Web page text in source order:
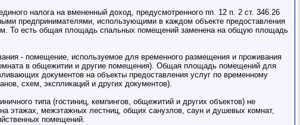
налога на вмененный доход, предусмотренного пп. 12 п. 2 ст. 346.26
предпринимателями, использующими в каждом объекте предоставления
То есть общая площадь спальных помещений заменена на общую площадь
- помещение, используемое для временного размещения и проживания
в общежитии и другие помещения). Общая площадь помещений для
документов на объекты предоставления услуг по временному
схем, экспликаций и других документов).
типа (гостиниц, кемпингов, общежитий и других объектов) не
этажах, межэтажных лестниц, общих санузлов, саун и душевых комнат,
помещений.